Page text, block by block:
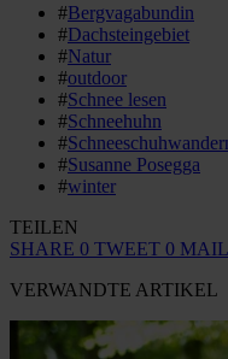
#Bergvagabundin
#Dachsteingebiet
#Natur
#outdoor
#Schnee lesen
#Schneehuhn
#
#Susanne Posegga
#winter
TEILEN
SHARE 0 TWEET 0 MAIL
VERWANDTE ARTIKEL